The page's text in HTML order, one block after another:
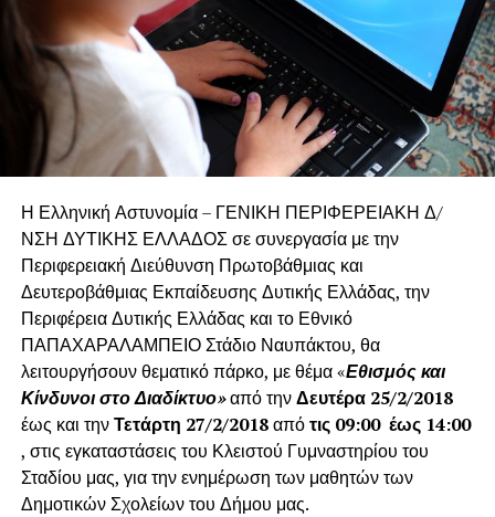
Η Ελληνική Αστυνομία – ΓΕΝΙΚΗ ΠΕΡΙΦΕΡΕΙΑΚΗ Δ/
ΝΣΗ ΔΥΤΙΚΗΣ ΕΛΛΑΔΟΣ σε συνεργασία με την
Περιφερειακή Διεύθυνση Πρωτοβάθμιας και
Δευτεροβάθμιας Εκπαίδευσης Δυτικής Ελλάδας, την
Περιφέρεια Δυτικής Ελλάδας και το Εθνικό
ΠΑΠΑΧΑΡΑΛΑΜΠΕΙΟ Στάδιο Ναυπάκτου, θα
λειτουργήσουν θεματικό πάρκο, με θέμα «Εθισμός και
Κίνδυνοι στο Διαδίκτυο»από τηνΔευτέρα 25/2/2018
έως και τηνΤετάρτη 27/2/2018απότις 09:00 έως 14:00
, στις εγκαταστάσεις του Κλειστού Γυμναστηρίου του
Σταδίου μας, για την ενημέρωση των μαθητών των
Δημοτικών Σχολείων του Δήμου μας.